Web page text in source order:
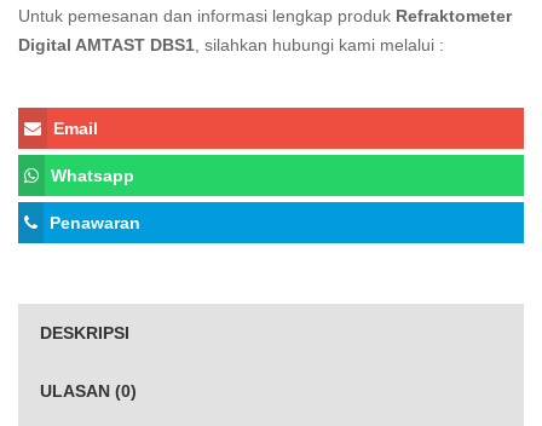
Untuk pemesanan dan informasi lengkap produk Refraktometer
Digital AMTAST DBS1 , silahkan hubungi kami melalui :
Email
Whatsapp
Penawaran
DESKRIPSI
ULASAN (0)